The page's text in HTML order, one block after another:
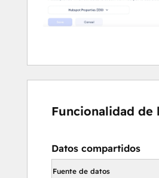
Funcionalidad de
Datos compartidos
Fuente de datos